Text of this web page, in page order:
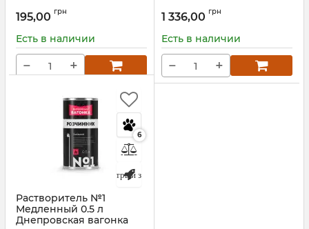
195,00 грн
Есть в наличии
− +
1 336,00 грн
Есть в наличии
− +
6
Быстрый заказ
Растворитель №1
Медленный 0.5 л
Днепровская вагонка